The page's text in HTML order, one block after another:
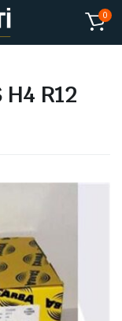
0
H4 R12